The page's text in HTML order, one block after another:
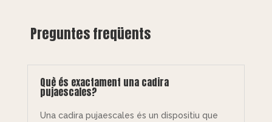
Preguntes freqüents
Què és exactament una cadira
pujaescales?
Una cadira pujaescales és un dispositiu que